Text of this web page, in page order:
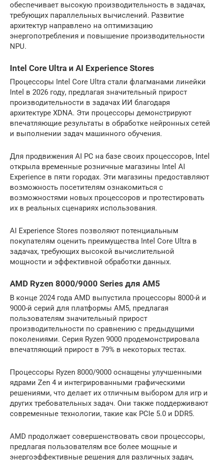
обеспечивает высокую производительность в задачах,
требующих параллельных вычислений. Развитие
архитектур направлено на оптимизацию
энергопотребления и повышение производительности
NPU.
Intel Core Ultra и AI Experience Stores
Процессоры Intel Core Ultra стали флагманами линейки
Intel в 2026 году, предлагая значительный прирост
производительности в задачах ИИ благодаря
архитектуре XDNA. Эти процессоры демонстрируют
впечатляющие результаты в обработке нейронных сетей
и выполнении задач машинного обучения.
Для продвижения AI PC на базе своих процессоров, Intel
открыла временные розничные магазины Intel AI
Experience в пяти городах. Эти магазины предоставляют
возможность посетителям ознакомиться с
возможностями новых процессоров и протестировать
их в реальных сценариях использования.
AI Experience Stores позволяют потенциальным
покупателям оценить преимущества Intel Core Ultra в
задачах, требующих высокой вычислительной
мощности и эффективной обработки данных.
AMD Ryzen 8000/9000 Series для AM5
В конце 2024 года AMD выпустила процессоры 8000-й и
9000-й серий для платформы AM5, предлагая
пользователям значительный прирост
производительности по сравнению с предыдущими
поколениями. Серия Ryzen 9000 продемонстрировала
впечатляющий прирост в 79% в некоторых тестах.
Процессоры Ryzen 8000/9000 оснащены улучшенными
ядрами Zen 4 и интегрированными графическими
решениями, что делает их отличным выбором для игр и
других требовательных задач. Они также поддерживают
современные технологии, такие как PCIe 5.0 и DDR5.
AMD продолжает совершенствовать свои процессоры,
предлагая пользователям все более мощные и
энергоэффективные решения для различных задач,